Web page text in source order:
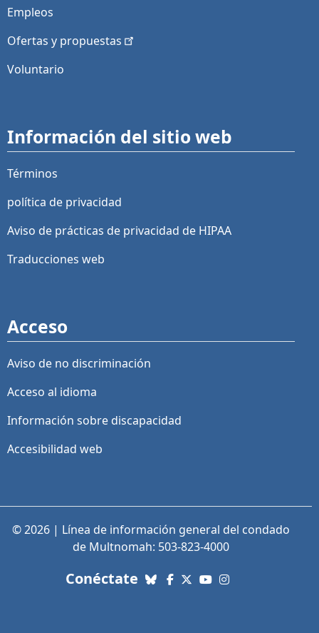
Empleos
Ofertas y propuestas
Voluntario
Información del sitio web
Términos
política de privacidad
Aviso de prácticas de privacidad de HIPAA
Traducciones web
Acceso
Aviso de no discriminación
Acceso al idioma
Información sobre discapacidad
Accesibilidad web
© 2026 | Línea de información general del condado
de Multnomah: 503-823-4000
Conéctate con nosotros. Enlaces a
Bluesky
Facebook
X (Twitter)
YouTube
Instagram